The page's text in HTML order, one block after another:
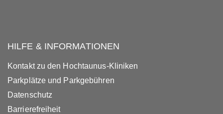
HILFE & INFORMATIONEN
Kontakt zu den Hochtaunus-Kliniken
Parkplätze und Parkgebühren
Datenschutz
Barrierefreiheit